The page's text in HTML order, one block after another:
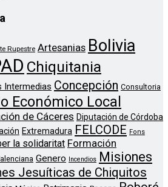
Rupestre Artesanias Bolivia
Chiquitania
Intermedias Concepción Consultoria
Económico Local
de Cáceres Diputación de Córdoba
Extremadura FELCODE Fons
la solidaritat Formación
Genero Incendios
Misiones
Jesuíticas de Chiquitos